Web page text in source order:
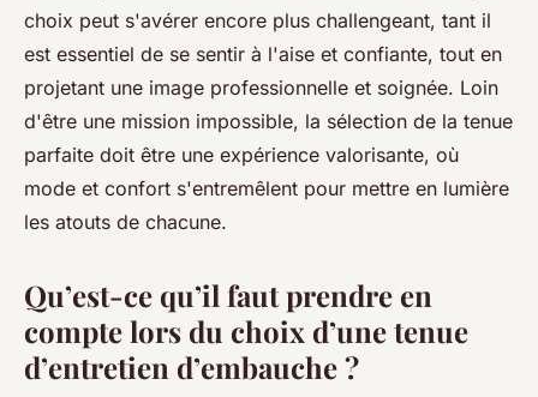
admin •20 décembre 2023•2 min de lecture
choix peut s'avérer encore plus challengeant, tant il
est essentiel de se sentir à l'aise et confiante, tout en
projetant une image professionnelle et soignée. Loin
d'être une mission impossible, la sélection de la tenue
parfaite doit être une expérience valorisante, où
mode et confort s'entremêlent pour mettre en lumière
les atouts de chacune.
Qu’est-ce qu’il faut prendre en
compte lors du choix d’une tenue
d’entretien d’embauche ?